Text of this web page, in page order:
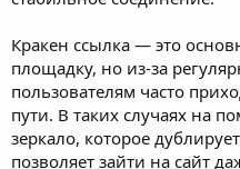
Кракен ссылка — это
площадку, но из-за
пользователям часто
пути. В таких случаях на
зеркало, которое
позволяет зайти на сайт